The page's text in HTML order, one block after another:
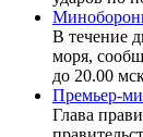
В течение
моря,
до 20.00
Премьер-
Глава